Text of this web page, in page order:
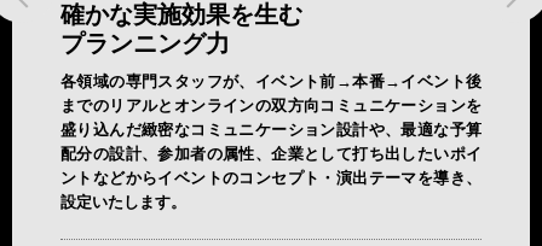
確かな実施効果を生む
プランニング力
各領域の専門スタッフが、イベント前→本番→イベント後
までのリアルとオンラインの双方向コミュニケーションを
盛り込んだ緻密なコミュニケーション設計や、最適な予算
配分の設計、参加者の属性、企業として打ち出したいポイ
ントなどからイベントのコンセプト・演出テーマを導き、
設定いたします。
企